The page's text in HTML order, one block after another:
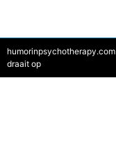
humorinpsychotherapy.com
draait op